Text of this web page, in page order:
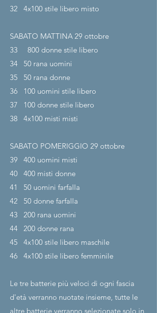
32
4x100 stile libero misto
SABATO MATTINA 29 ottobre
33
800 donne stile libero
34
50 rana uomini
35
50 rana donne
36
100 uomini stile libero
37
100 donne stile libero
38
4x100 misti misti
SABATO POMERIGGIO 29 ottobre
39
400 uomini misti
40
400 misti donne
41
50 uomini farfalla
42
50 donne farfalla
43
200 rana uomini
44
200 donne rana
45
4x100 stile libero maschile
46
4x100 stile libero femminile
Le tre batterie più veloci di ogni fascia
d'età verranno nuotate insieme, tutte le
altre batterie verranno selezionate solo in